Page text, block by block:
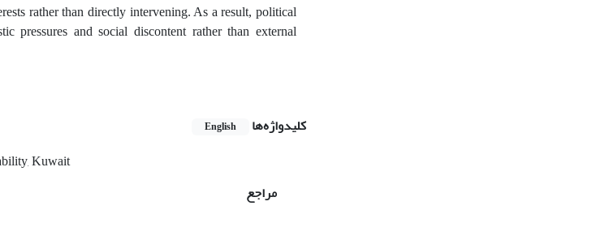
rather than directly intervening. As a result, political
pressures and social discontent rather than external
کلیدواژه‌ها English
Kuwait
مراجع